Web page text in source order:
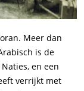
Meer dan
is de
en een
verrijkt met